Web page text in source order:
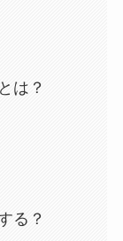
は？
る？